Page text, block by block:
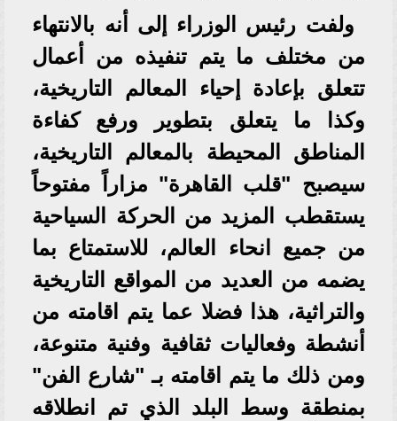
ولفت رئيس الوزراء إلى أنه بالانتهاء
من مختلف ما يتم تنفيذه من أعمال
تتعلق بإعادة إحياء المعالم التاريخية،
وكذا ما يتعلق بتطوير ورفع كفاءة
المناطق المحيطة بالمعالم التاريخية،
سيصبح "قلب القاهرة" مزاراً مفتوحاً
يستقطب المزيد من الحركة السياحية
من جميع انحاء العالم، للاستمتاع بما
يضمه من العديد من المواقع التاريخية
والتراثية، هذا فضلا عما يتم اقامته من
أنشطة وفعاليات ثقافية وفنية متنوعة،
ومن ذلك ما يتم اقامته بـ "شارع الفن"
بمنطقة وسط البلد الذي تم انطلاقه